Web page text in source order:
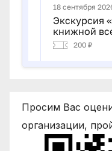
Просим Вас
организации,